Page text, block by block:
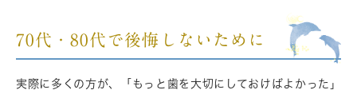
70代・80代で後悔しないために
実際に多くの方が、「もっと歯を大切にしておけばよかった」